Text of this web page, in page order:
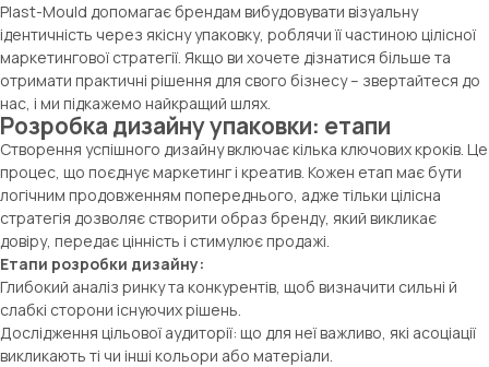
Plast-Mould допомагає брендам вибудовувати візуальну
ідентичність через якісну упаковку, роблячи її частиною цілісної
маркетингової стратегії. Якщо ви хочете дізнатися більше та
отримати практичні рішення для свого бізнесу – звертайтеся до
нас, і ми підкажемо найкращий шлях.
Розробка дизайну упаковки: етапи
Створення успішного дизайну включає кілька ключових кроків. Це
процес, що поєднує маркетинг і креатив. Кожен етап має бути
логічним продовженням попереднього, адже тільки цілісна
стратегія дозволяє створити образ бренду, який викликає
довіру, передає цінність і стимулює продажі.
Етапи розробки дизайну:
Глибокий аналіз ринку та конкурентів, щоб визначити сильні й
слабкі сторони існуючих рішень.
Дослідження цільової аудиторії: що для неї важливо, які асоціації
викликають ті чи інші кольори або матеріали.